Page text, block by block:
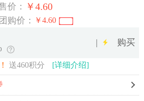
价： ￥4.60
团购价： ￥4.60
| 购买
送460积分 [详细介绍]